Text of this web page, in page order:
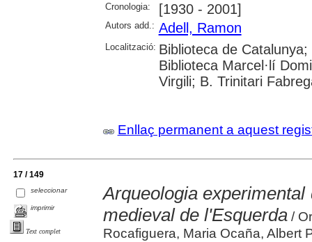
Cronologia: [1930 - 2001]
Autors add.: Adell, Ramon
Localització: Biblioteca de
Biblioteca Marcel·lí
Virgili; B. Trinitari
Enllaç permanent a aquest
17 / 149
seleccionar
imprimir
Text complet
Arqueologia
medieval de l'Esquerda/
Rocafiguera, Maria Ocaña, Albert